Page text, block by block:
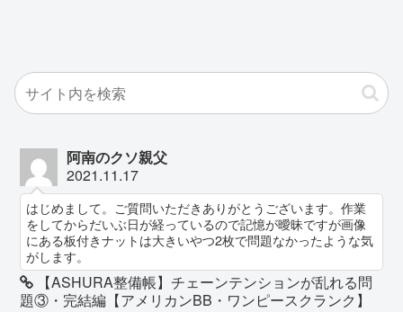
阿南のクソ親父
2021.11.17
はじめまして。ご質問いただきありがとうございます。作業
をしてからだいぶ日が経っているので記憶が曖昧ですが画像
にある板付きナットは大きいやつ2枚で問題なかったような気
がします。
【ASHURA整備帳】チェーンテンションが乱れる問
題③・完結編【アメリカンBB・ワンピースクランク】